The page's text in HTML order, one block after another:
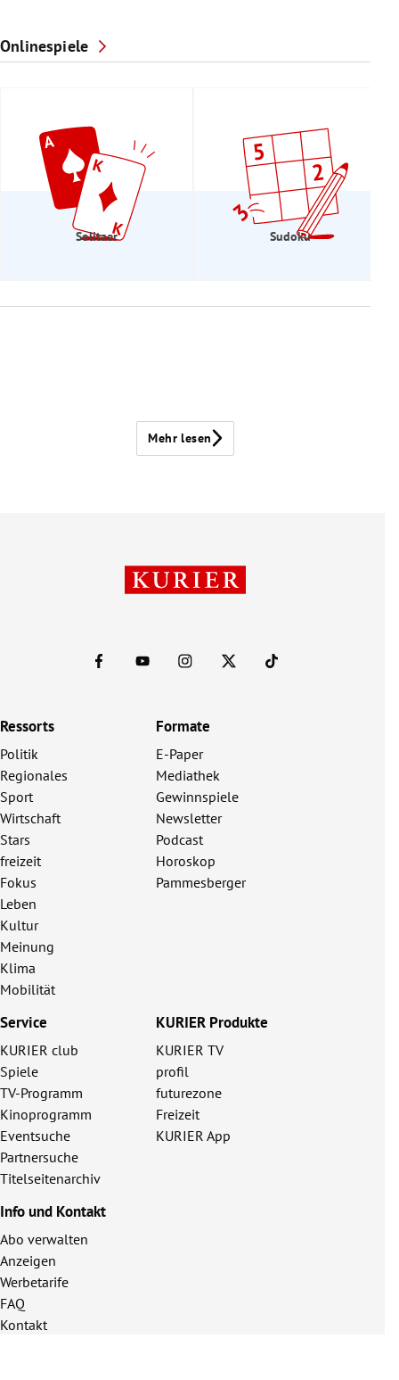
Onlinespiele
Solitaer Sudoku
Mehr lesen
Ressorts
Politik
Regionales
Sport
Wirtschaft
Stars
freizeit
Fokus
Leben
Kultur
Meinung
Klima
Mobilität
Formate
E-Paper
Mediathek
Gewinnspiele
Newsletter
Podcast
Horoskop
Pammesberger
Service
KURIER club
Spiele
TV-Programm
Kinoprogramm
Eventsuche
Partnersuche
Titelseitenarchiv
KURIER Produkte
KURIER TV
profil
futurezone
Freizeit
KURIER App
Info und Kontakt
Abo verwalten
Anzeigen
Werbetarife
FAQ
Kontakt